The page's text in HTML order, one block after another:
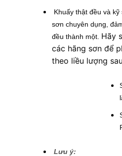
Khuấy thật đều và
sơn chuyên dụng,
đều thành một. Hãy
các hãng sơn để
theo liều lượng
Lưu ý: